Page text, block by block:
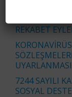
REKABET
UYARLANMASI
7244 SAYILI
SOSYAL